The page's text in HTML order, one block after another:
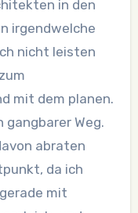
in den
irgendwelche
nicht leisten
mit dem planen.
gangbarer Weg.
abraten
da ich
mit